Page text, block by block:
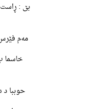
بێ :
مەم
خاسما
حوببا د